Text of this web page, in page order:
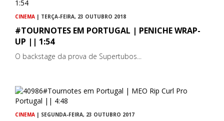
CINEMA | TERÇA-FEIRA, 23 OUTUBRO 2018
#TOURNOTES EM PORTUGAL | PENICHE WRAP-
UP || 1:54
O backstage da prova de Supertubos...
CINEMA | SEGUNDA-FEIRA, 23 OUTUBRO 2017